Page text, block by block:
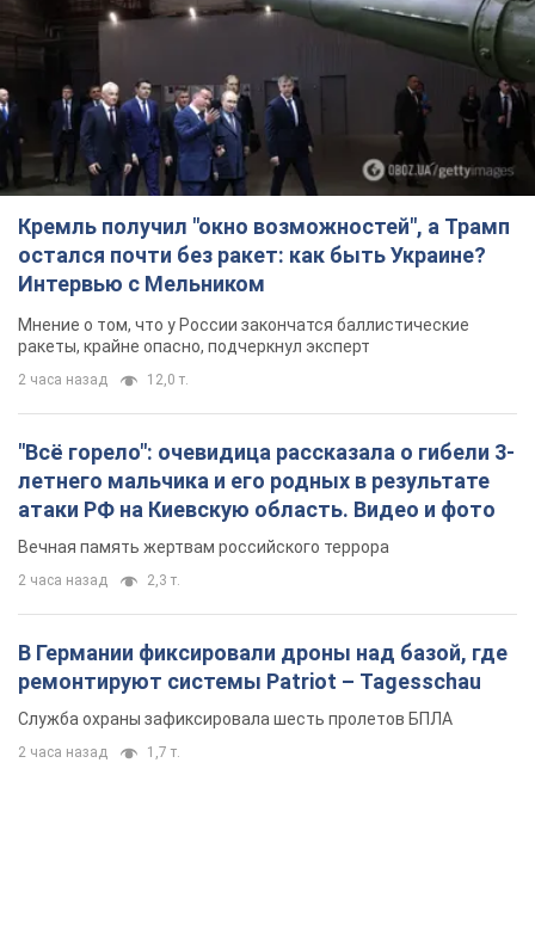
Кремль получил "окно возможностей", а Трамп
остался почти без ракет: как быть Украине?
Интервью с Мельником
Мнение о том, что у России закончатся баллистические
ракеты, крайне опасно, подчеркнул эксперт
2 часа назад 12,0 т.
"Всё горело": очевидица рассказала о гибели 3-
летнего мальчика и его родных в результате
атаки РФ на Киевскую область. Видео и фото
Вечная память жертвам российского террора
2 часа назад 2,3 т.
В Германии фиксировали дроны над базой, где
ремонтируют системы Patriot – Tagesschau
Служба охраны зафиксировала шесть пролетов БПЛА
2 часа назад 1,7 т.